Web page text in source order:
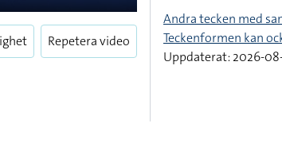
Enter
fullscreen
Repetera video
Andra tecken med
Teckenformen kan
Uppdaterat: 2026-